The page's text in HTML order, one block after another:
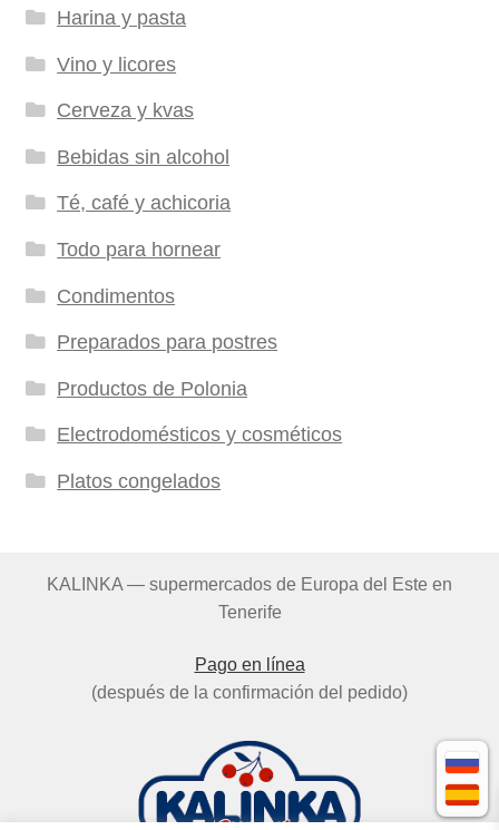
Harina y pasta
Vino y licores
Cerveza y kvas
Bebidas sin alcohol
Té, café y achicoria
Todo para hornear
Condimentos
Preparados para postres
Productos de Polonia
Electrodomésticos y cosméticos
Platos congelados
KALINKA — supermercados de Europa del Este en
Tenerife
Pago en línea
(después de la confirmación del pedido)